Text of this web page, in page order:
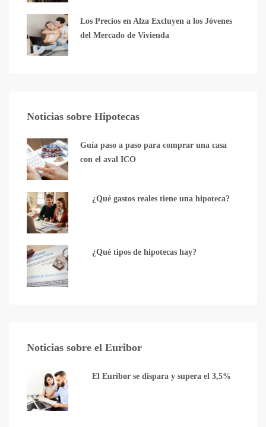
Los Precios en Alza Excluyen a los Jóvenes
del Mercado de Vivienda
Noticias sobre Hipotecas
Guía paso a paso para comprar una casa
con el aval ICO
¿Qué gastos reales tiene una hipoteca?
¿Qué tipos de hipotecas hay?
Noticias sobre el Euribor
El Euribor se dispara y supera el 3,5%